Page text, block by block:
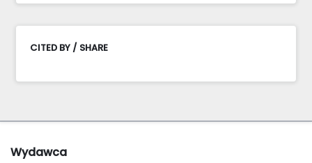
CITED BY / SHARE
Wydawca